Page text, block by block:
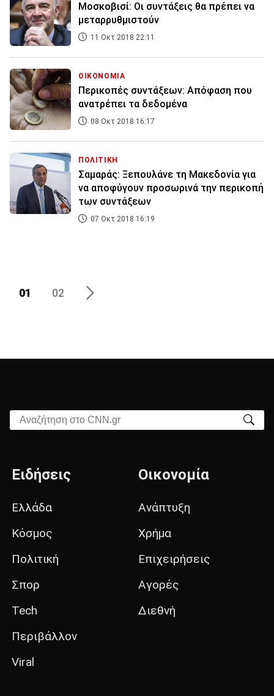
Μοσκοβισί: Οι συντάξεις θα πρέπει να
μεταρρυθμιστούν
11 Οκτ 2018 22:11
ΟΙΚΟΝΟΜΙΑ
Περικοπές συντάξεων: Απόφαση που
ανατρέπει τα δεδομένα
08 Οκτ 2018 16:17
ΠΟΛΙΤΙΚΗ
Σαμαράς: Ξεπουλάνε τη Μακεδονία για
να αποφύγουν προσωρινά την περικοπή
των συντάξεων
07 Οκτ 2018 16:19
01 02
Αναζήτηση στο CNN.gr
Ειδήσεις
Ελλάδα
Κόσμος
Πολιτική
Σπορ
Tech
Περιβάλλον
Viral
Οικονομία
Ανάπτυξη
Χρήμα
Επιχειρήσεις
Αγορές
Διεθνή